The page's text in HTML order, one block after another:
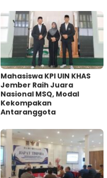
Mahasiswa KPI UIN KHAS
Jember Raih Juara
Nasional MSQ, Modal
Kekompakan
Antaranggota